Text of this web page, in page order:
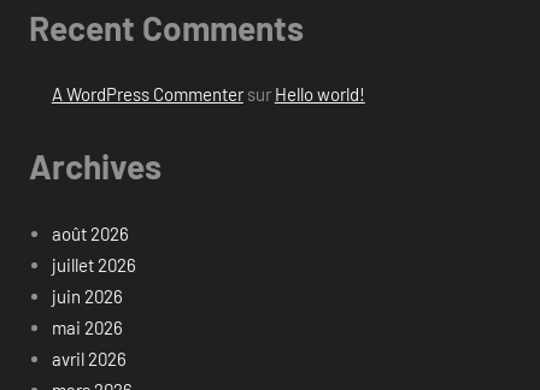
Recent Comments
A WordPress Commentersur Hello world!
Archives
août 2026
juillet 2026
juin 2026
mai 2026
avril 2026